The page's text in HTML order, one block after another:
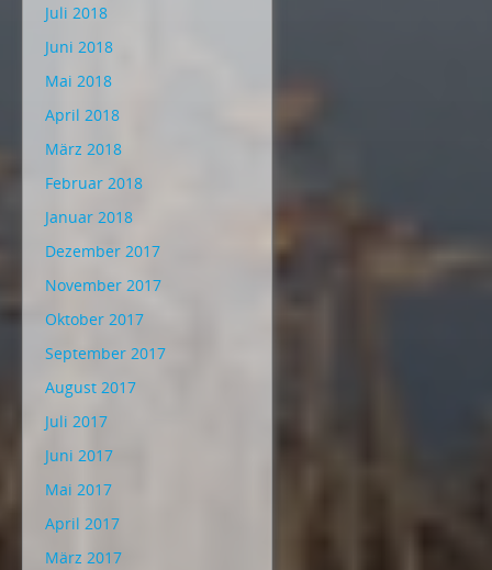
Juli 2018
Juni 2018
Mai 2018
April 2018
März 2018
Februar 2018
Januar 2018
Dezember 2017
November 2017
Oktober 2017
September 2017
August 2017
Juli 2017
Juni 2017
Mai 2017
April 2017
März 2017